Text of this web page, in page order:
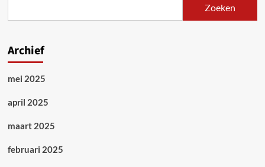
Zoeken
Archief
mei 2025
april 2025
maart 2025
februari 2025